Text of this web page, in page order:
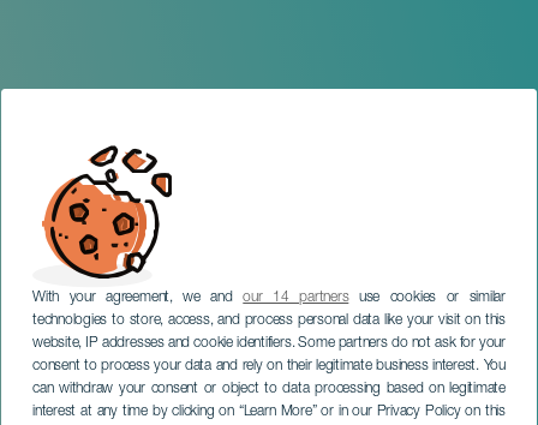
With your agreement, we andour 14 partnersuse cookies or similar
technologies to store, access, and process personal data like your visit on this
website, IP addresses and cookie identifiers. Some partners do not ask for your
consent to process your data and rely on their legitimate business interest. You
can withdraw your consent or object to data processing based on legitimate
interest at any time by clicking on “Learn More” or in our Privacy Policy on this
TENERIFE